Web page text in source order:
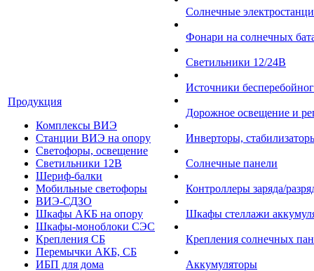
Продукция
Комплексы ВИЭ
Станции ВИЭ на опору
Светофоры, освещение
Светильники 12В
Шериф-балки
Мобильные светофоры
ВИЭ-СДЗО
Шкафы АКБ на опору
Шкафы-моноблоки СЭС
Крепления СБ
Перемычки АКБ, СБ
ИБП для дома
Солнечные
Фонари на солнечных
Светильники 12/24В
Источники
Дорожное освещение и
Инверторы,
Солнечные панели
Контроллеры заряда/
Шкафы стеллажи
Крепления солнечных
Аккумуляторы